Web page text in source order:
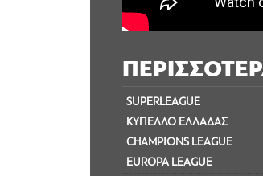
SUPERLEAGUE
ΚΥΠΕΛΛΟ ΕΛΛΑΔΑΣ
CHAMPIONS LEAGUE
EUROPA LEAGUE